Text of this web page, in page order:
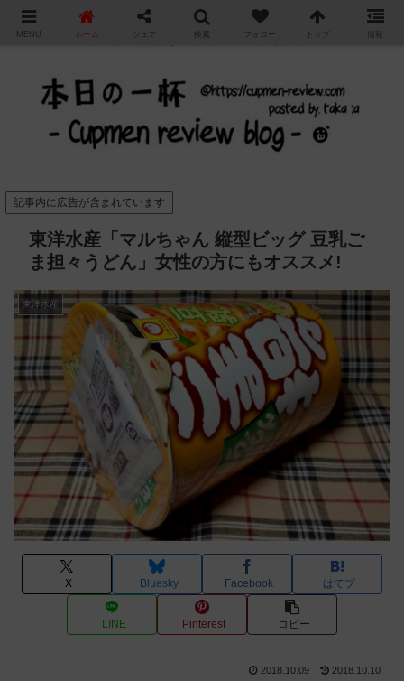
カップ麺の新商品をレビュー / アレンジするブログ
記事内に広告が含まれています
東洋水産「マルちゃん 縦型ビッグ 豆乳ご
ま担々うどん」女性の方にもオススメ!
東洋水産
X Bluesky Facebook はてブ
LINE Pinterest コピー
2018.10.09 2018.10.10
MENU ホーム シェア 検索 フォロー トップ 情報